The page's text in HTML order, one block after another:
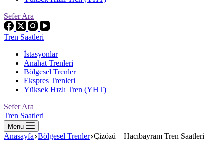
Sefer Ara
Tren Saatleri
İstasyonlar
Anahat Trenleri
Bölgesel Trenler
Ekspres Trenleri
Yüksek Hızlı Tren (YHT)
Sefer Ara
Tren Saatleri
Menu
Anasayfa Bölgesel Trenler Çizözü – Hacıbayram Tren Saatleri